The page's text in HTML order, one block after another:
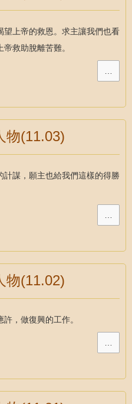
望上帝的救恩。求主讓我們也看
救助脫離苦難。
…
物(11.03)
謀，願主也給我們這樣的得勝
…
物(11.02)
，做復興的工作。
…